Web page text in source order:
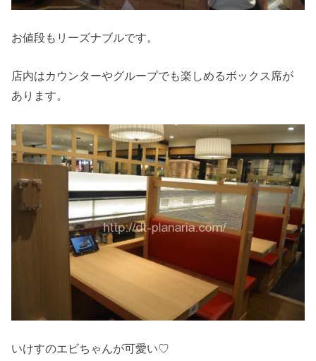
お値段もリーズナブルです。
店内はカウンターやグループでも楽しめるボックス席が
あります。
いけすのエビちゃんが可愛い♡